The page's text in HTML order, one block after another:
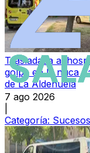
Trasladada al
golpe en la nuca
de La Aldehuela
7 ago 2026
Categoría: Sucesos